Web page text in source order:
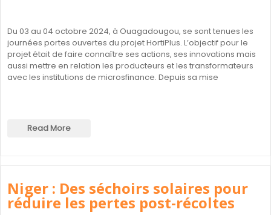
Du 03 au 04 octobre 2024, à Ouagadougou, se sont tenues les
journées portes ouvertes du projet HortiPlus. L’objectif pour le
projet était de faire connaître ses actions, ses innovations mais
aussi mettre en relation les producteurs et les transformateurs
avec les institutions de microsfinance. Depuis sa mise
Read More
Niger : Des séchoirs solaires pour
réduire les pertes post-récoltes